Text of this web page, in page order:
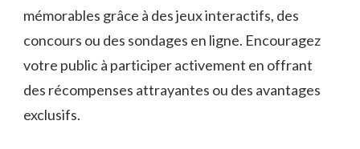
mémorables⁢ grâce à des jeux interactifs, des
concours ou des sondages en ⁤ligne. Encouragez
votre public‍ à participer activement en offrant
des récompenses attrayantes ou des avantages
exclusifs.